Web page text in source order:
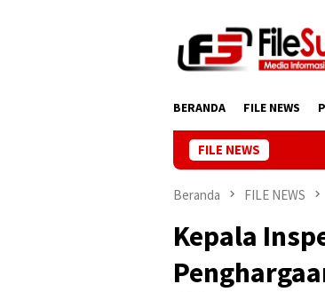
BERANDA FILE NEWS
FILE NEWS
Beranda FILE NEWS
Kepala